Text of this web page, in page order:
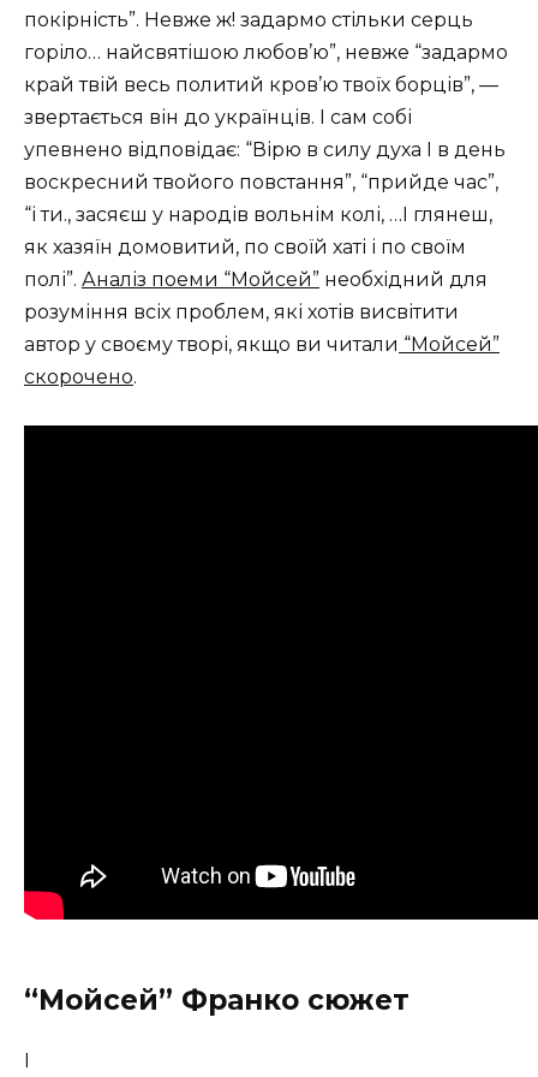
покірність”. Невже ж! задармо стільки серць
горіло… найсвятішою любов’ю”, невже “задармо
край твій весь политий кров’ю твоїх борців”, —
звертається він до українців. І сам собі
упевнено відповідає: “Вірю в силу духа І в день
воскресний твойого повстання”, “прийде час”,
“і ти., засяєш у народів вольнім колі, …І глянеш,
як хазяїн домовитий, по своїй хаті і по своїм
полі”. Аналіз поеми “Мойсей” необхідний для
розуміння всіх проблем, які хотів висвітити
автор у своєму творі, якщо ви читали “Мойсей”
скорочено.
“Мойсей” Франко сюжет